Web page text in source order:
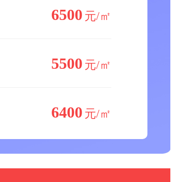
6500 元/㎡
5500 元/㎡
6400 元/㎡